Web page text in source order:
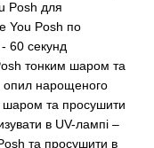
Posh для
You Posh по
- 60 секунд
тонким шаром та
опил нарощеного
шаром та просушити
в UV-лампі –
та просушити в